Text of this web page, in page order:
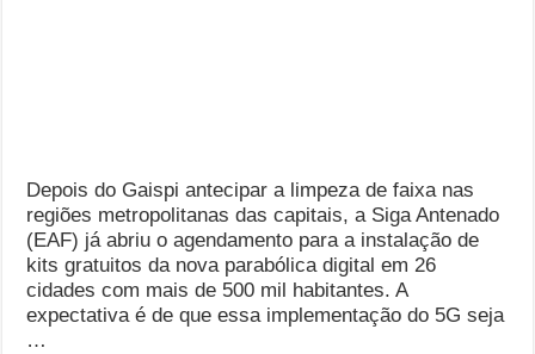
Depois do Gaispi antecipar a limpeza de faixa nas
regiões metropolitanas das capitais, a Siga Antenado
(EAF) já abriu o agendamento para a instalação de
kits gratuitos da nova parabólica digital em 26
cidades com mais de 500 mil habitantes. A
expectativa é de que essa implementação do 5G seja
…